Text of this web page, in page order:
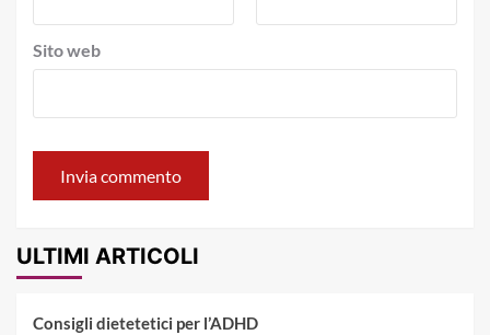
Sito web
ULTIMI ARTICOLI
Consigli dietetetici per l’ADHD